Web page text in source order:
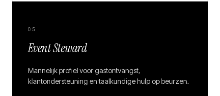
05
Event Steward
Mannelijk profiel voor gastontvangst,
klantondersteuning en taalkundige hulp op beurzen.